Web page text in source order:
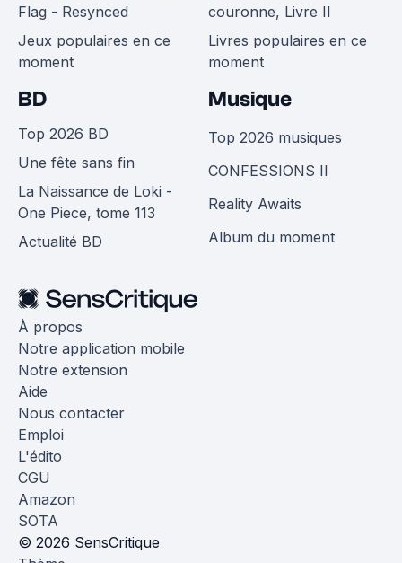
Flag - Resynced
Jeux populaires en ce
moment
couronne, Livre II
Livres populaires en ce
moment
BD
Top 2026 BD
Une fête sans fin
La Naissance de Loki -
One Piece, tome 113
Actualité BD
Musique
Top 2026 musiques
CONFESSIONS II
Reality Awaits
Album du moment
À propos
Notre application mobile
Notre extension
Aide
Nous contacter
Emploi
L'édito
CGU
Amazon
SOTA
© 2026 SensCritique